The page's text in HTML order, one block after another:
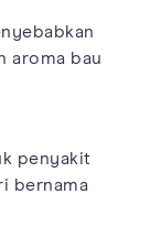
aroma bau
penyakit
bernama